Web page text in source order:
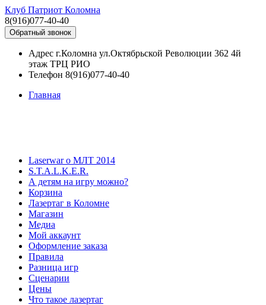
Клуб Патриот Коломна
8(916)077-40-40
Обратный звонок
Адрес г.Коломна ул.Октябрьской Революции 362 4й
этаж ТРЦ РИО
Телефон 8(916)077-40-40
Главная
Laserwar о МЛТ 2014
S.T.A.L.K.E.R.
А детям на игру можно?
Корзина
Лазертаг в Коломне
Магазин
Медиа
Мой аккаунт
Оформление заказа
Правила
Разница игр
Сценарии
Цены
Что такое лазертаг